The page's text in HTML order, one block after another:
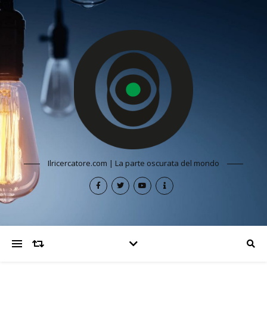
Ilricercatore.com | La parte oscurata del mondo